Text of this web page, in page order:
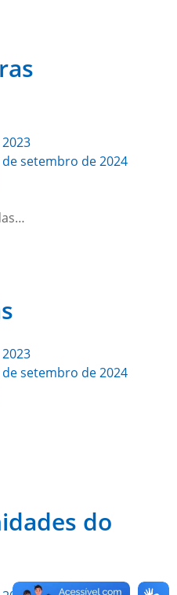
de setembro de 2024
de setembro de 2024
do